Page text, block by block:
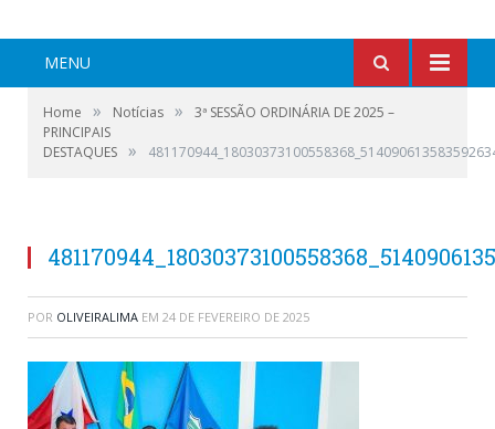
MENU
Home » Notícias »
3ª SESSÃO ORDINÁRIA DE 2025 –
PRINCIPAIS
DESTAQUES »
POR OLIVEIRALIMA EM 24 DE FEVEREIRO DE 2025